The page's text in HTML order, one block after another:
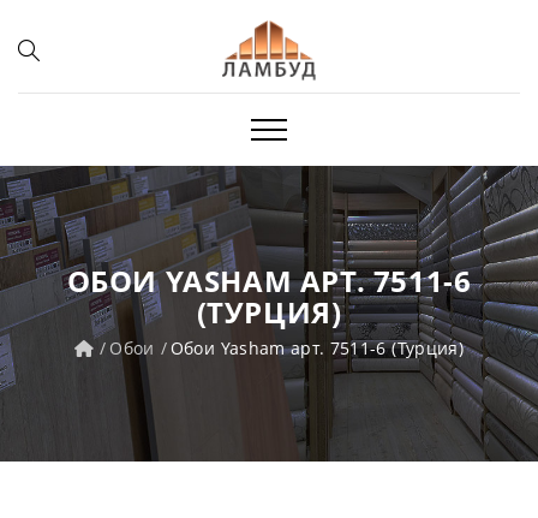
ОБОИ YASHAM АРТ. 7511-6
(ТУРЦИЯ)
Обои Обои Yasham арт. 7511-6 (Турция)